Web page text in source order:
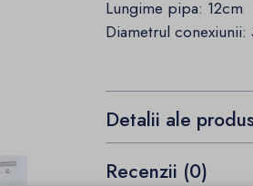
Lungime pipa: 12cm
Diametrul conexiunii:
Detalii ale
Recenzii (0)